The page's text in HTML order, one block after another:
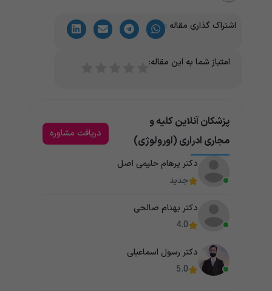
اشتراک گذاری مقاله :
امتیاز شما به این مقاله:
پزشکان آنلاین کلیه و
مجاری ادراری (اورولوژی)
دریافت مشاوره
دکتر پرهام حلیمی اصل
جدید
دکتر بهنام صالحی
4.0
دکتر رسول اسماعیلی
5.0